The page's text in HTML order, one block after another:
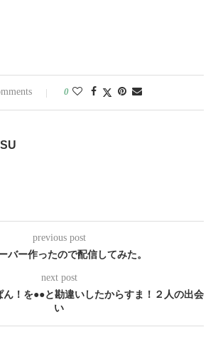
0
previous post
バー作ったので配信してみた。
next post
ん！を●●と勘違いしたからすま！２人の出会
い